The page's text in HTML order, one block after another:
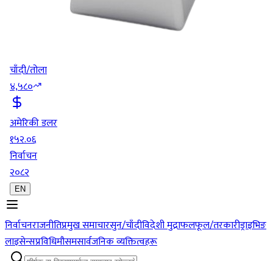
चाँदी/तोला
४,५८०
अमेरिकी डलर
१५२.०६
निर्वाचन
२०८२
EN
निर्वाचनराजनीतिप्रमुख समाचारसुन/चाँदीविदेशी मुद्राफलफूल/तरकारीड्राइभिङ
लाइसेन्सप्रविधिमौसमसार्वजनिक व्यक्तित्वहरू